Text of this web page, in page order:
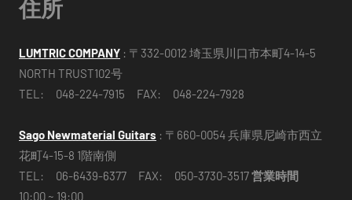
住所
LUMTRIC COMPANY : 〒332-0012 埼玉県川口市本町4-14-5
NORTH TRUST102号
TEL: 048-224-7915 FAX: 048-224-7928
Sago Newmaterial Guitars : 〒660-0054 兵庫県尼崎市西立
花町4-15-8 1階南側
TEL: 06-6439-6377 FAX: 050-3730-3517営業時間
10:00 ~ 19:00